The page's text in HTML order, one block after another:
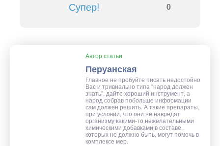
Супер! 0
Автор статьи
Перуанская
Главное не пробуйте писать недостойно
Вас и тривиально типа "народ должен
знать", дайте хороший инструмент, а
народ собрав побольше информации
сам должен решить. А такие препараты,
при условии, что они не навредят
организму какими-то нежелательными
химическими добавками в составе,
которых не должно быть, могут помочь в
комплексе мер.